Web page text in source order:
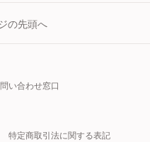
の先頭へ
い合わせ窓口
特定商取引法に関する表記